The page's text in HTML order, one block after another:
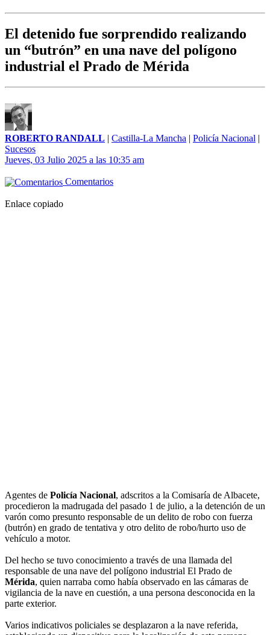
El detenido fue sorprendido realizando
un “butrón” en una nave del polígono
industrial el Prado de Mérida
ROBERTO RANDALL | Castilla-La Mancha | Policía Nacional |
Sucesos
Jueves, 03 Julio 2025 a las 10:35 am
Comentarios
Enlace copiado
Agentes de Policía Nacional, adscritos a la Comisaría de Albacete,
procedieron la madrugada del pasado 1 de julio, a la detención de un
varón como presunto responsable de un delito de robo con fuerza
(butrón) en grado de tentativa y otro delito de robo/hurto uso de
vehículo a motor.
Del hecho se tuvo conocimiento a través de una llamada del
responsable de una nave del polígono industrial El Prado de
Mérida, quien narraba como había observado en las cámaras de
vigilancia de la nave en cuestión, a una persona desconocida en la
parte exterior.
Varios indicativos policiales se desplazaron a la nave referida,